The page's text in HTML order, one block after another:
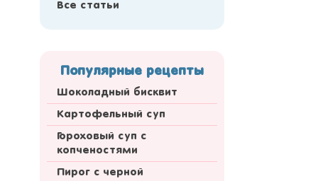
Все статьи
Популярные рецепты
Шоколадный бисквит
Картофельный суп
Гороховый суп с
копченостями
Пирог с черной